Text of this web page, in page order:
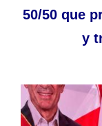
50/50 que
y